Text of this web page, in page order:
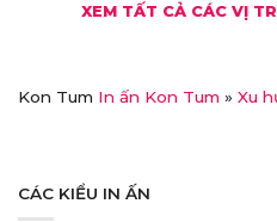
XEM TẤT CẢ CÁC VỊ
Kon Tum In ấn Kon Tum » Xu
CÁC KIỂU IN ẤN